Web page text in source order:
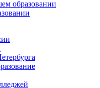
образовании